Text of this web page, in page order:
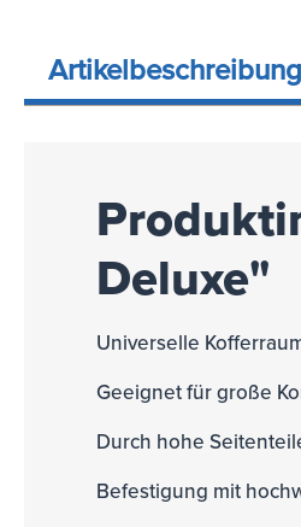
Artikelbeschreibung
Deluxe"
Universelle
Geeignet für große
Durch hohe
Befestigung mit